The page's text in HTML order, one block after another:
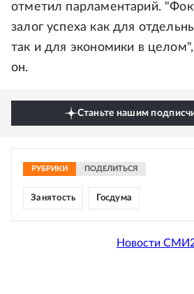
отметил парламентарий.
залог успеха как для
так и для экономики в
он.
Станьте нашим
РУБРИКИ ПОДЕЛИТЬСЯ
Занятость Госдума
Новости